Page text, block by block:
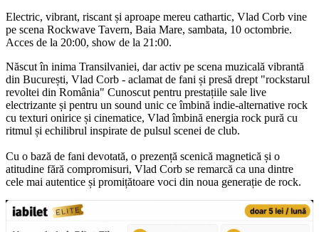
Electric, vibrant, riscant și aproape mereu cathartic, Vlad Corb vine
pe scena Rockwave Tavern, Baia Mare, sambata, 10 octombrie.
Acces de la 20:00, show de la 21:00.
Născut în inima Transilvaniei, dar activ pe scena muzicală vibrantă
din București, Vlad Corb - aclamat de fani și presă drept "rockstarul
revoltei din România" Cunoscut pentru prestațiile sale live
electrizante și pentru un sound unic ce îmbină indie-alternative rock
cu texturi onirice și cinematice, Vlad îmbină energia rock pură cu
ritmul și echilibrul inspirate de pulsul scenei de club.
Cu o bază de fani devotată, o prezență scenică magnetică și o
atitudine fără compromisuri, Vlad Corb se remarcă ca una dintre
cele mai autentice și promițătoare voci din noua generație de rock.